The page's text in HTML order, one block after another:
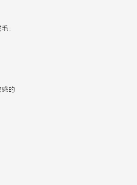
；
的